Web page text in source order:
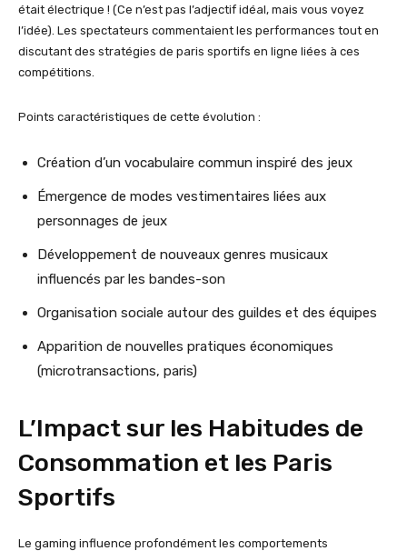
était électrique ! (Ce n’est pas l’adjectif idéal, mais vous voyez
l’idée). Les spectateurs commentaient les performances tout en
discutant des stratégies de paris sportifs en ligne liées à ces
compétitions.
Points caractéristiques de cette évolution :
Création d’un vocabulaire commun inspiré des jeux
Émergence de modes vestimentaires liées aux
personnages de jeux
Développement de nouveaux genres musicaux
influencés par les bandes-son
Organisation sociale autour des guildes et des équipes
Apparition de nouvelles pratiques économiques
(microtransactions, paris)
L’Impact sur les Habitudes de
Consommation et les Paris
Sportifs
Le gaming influence profondément les comportements